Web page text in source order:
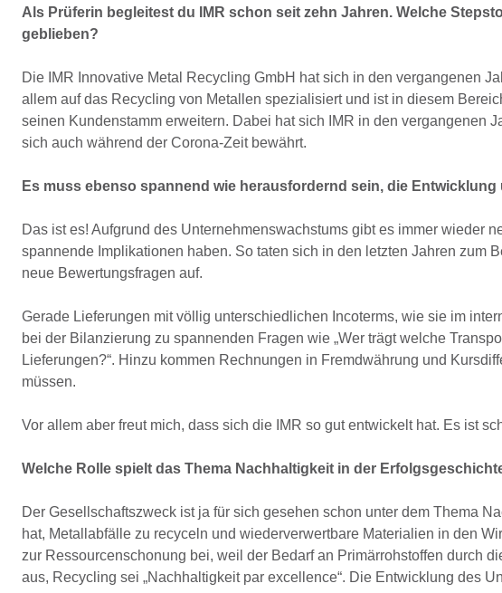
Als Prüferin begleitest du IMR schon seit zehn Jahren. Welche
geblieben?
Die IMR Innovative Metal Recycling GmbH hat sich in den vergangenen
allem auf das Recycling von Metallen spezialisiert und ist in diesem
seinen Kundenstamm erweitern. Dabei hat sich IMR in den vergangenen
sich auch während der Corona-Zeit bewährt.
Es muss ebenso spannend wie herausfordernd sein, die
Das ist es! Aufgrund des Unternehmenswachstums gibt es immer wieder
spannende Implikationen haben. So taten sich in den letzten Jahren zum
neue Bewertungsfragen auf.
Gerade Lieferungen mit völlig unterschiedlichen Incoterms, wie sie im
bei der Bilanzierung zu spannenden Fragen wie „Wer trägt welche
Lieferungen?“. Hinzu kommen Rechnungen in Fremdwährung und
müssen.
Vor allem aber freut mich, dass sich die IMR so gut entwickelt hat. Es ist
Welche Rolle spielt das Thema Nachhaltigkeit in der
Der Gesellschaftszweck ist ja für sich gesehen schon unter dem Thema
hat, Metallabfälle zu recyceln und wiederverwertbare Materialien in den
zur Ressourcenschonung bei, weil der Bedarf an Primärrohstoffen durch
aus, Recycling sei „Nachhaltigkeit par excellence“. Die Entwicklung des